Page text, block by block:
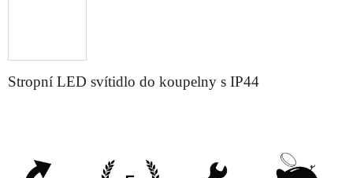
Stropní LED svítidlo do koupelny s IP44